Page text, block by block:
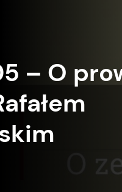
– O